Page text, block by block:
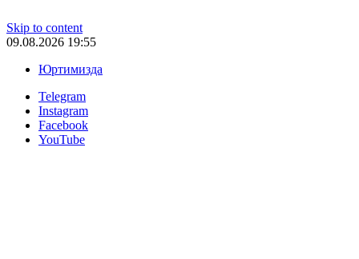
Skip to content
09.08.2026 19:55
Юртимизда
Telegram
Instagram
Facebook
YouTube